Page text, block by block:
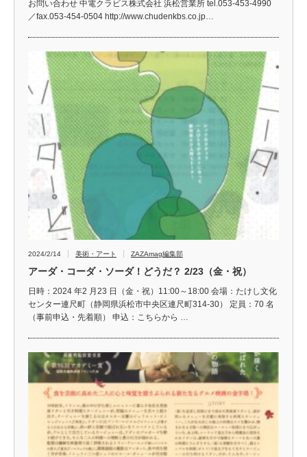
お問い合わせ 中電クラビス株式会社 浜松営業所 tel.053-453-4990
／fax.053-454-0504 http://www.chudenkbs.co.jp…
2024/2/14 美術・アート ZAZAmag編集部
アーダ・コーダ・ソーダ！どうだ？ 2/23（金・祝）
日時：2024 年2 月23 日（金・祝）11:00～18:00 会場：たけし文化
センター連尺町（静岡県浜松市中央区連尺町314-30） 定員：70 名
（事前申込・先着順） 申込：こちらから …